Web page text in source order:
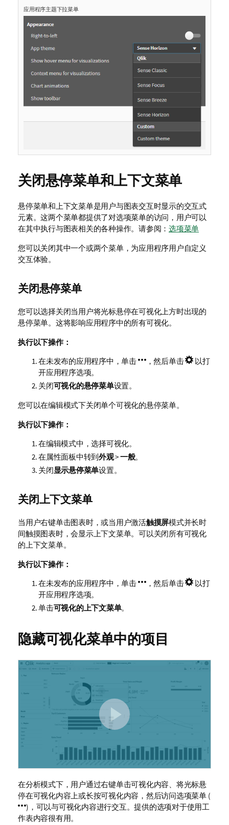
应用程序主题下拉菜单
关闭悬停菜单和上下文菜单
悬停菜单和上下文菜单是用户与图表交互时显示的交互式
元素。这两个菜单都提供了对选项菜单的访问，用户可以
在其中执行与图表相关的各种操作。请参阅： 选项菜单
您可以关闭其中一个或两个菜单，为应用程序用户自定义
交互体验。
关闭悬停菜单
您可以选择关闭当用户将光标悬停在可视化上方时出现的
悬停菜单。这将影响应用程序中的所有可视化。
执行以下操作：
在未发布的应用程序中，单击
，然后单击
以打
开应用程序选项。
关闭可视化的悬停菜单设置。
您可以在编辑模式下关闭单个可视化的悬停菜单。
执行以下操作：
在编辑模式中，选择可视化。
在属性面板中转到 外观>一般。
关闭显示悬停菜单设置。
关闭上下文菜单
当用户右键单击图表时，或当用户激活触摸屏模式并长时
间触摸图表时，会显示上下文菜单。可以关闭所有可视化
的上下文菜单。
执行以下操作：
在未发布的应用程序中，单击
，然后单击
以打
开应用程序选项。
单击可视化的上下文菜单。
隐藏可视化菜单中的项目
在分析模式下，用户通过右键单击可视化内容、将光标悬
停在可视化内容上或长按可视化内容，然后访问选项菜单 (
)，可以与可视化内容进行交互。提供的选项对于使用工
作表内容很有用。